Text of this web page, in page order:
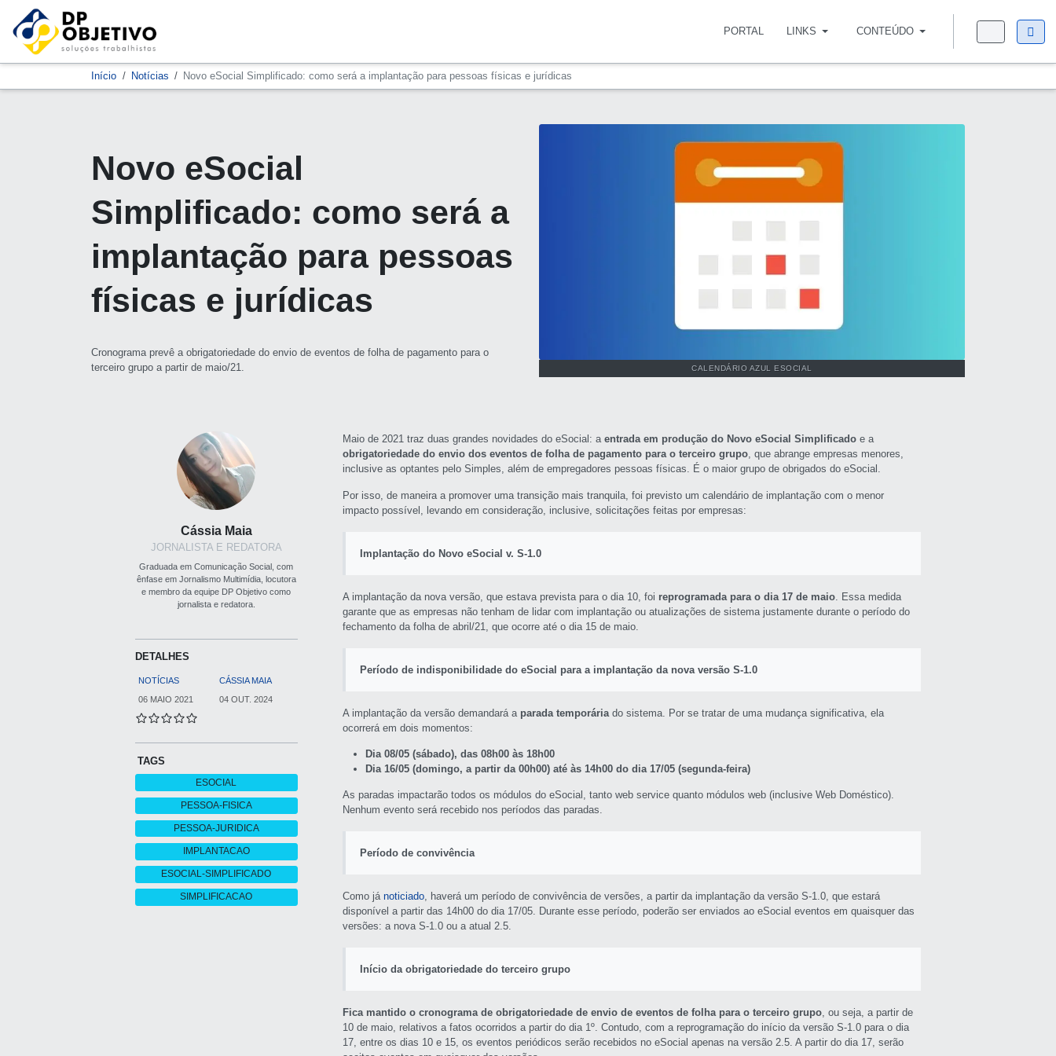
PORTAL LINKS CONTEÚDO
Início Notícias Novo eSocial Simplificado: como será a implantação para pessoas físicas e jurídicas
Novo eSocial
Simplificado: como será a
implantação para pessoas
físicas e jurídicas
Cronograma prevê a obrigatoriedade do envio de eventos de folha de pagamento para o
terceiro grupo a partir de maio/21.
CALENDÁRIO AZUL ESOCIAL
Cássia Maia
JORNALISTA E REDATORA
Graduada em Comunicação Social, com
ênfase em Jornalismo Multimídia, locutora
e membro da equipe DP Objetivo como
jornalista e redatora.
DETALHES
NOTÍCIAS
CÁSSIA MAIA
06 MAIO 2021
04 OUT. 2024
TAGS
ESOCIAL
PESSOA-FISICA
PESSOA-JURIDICA
IMPLANTACAO
ESOCIAL-SIMPLIFICADO
SIMPLIFICACAO
Maio de 2021 traz duas grandes novidades do eSocial: aentrada em produção do Novo eSocial Simplificado e a
obrigatoriedade do envio dos eventos de folha de pagamento para o terceiro grupo, que abrange empresas menores,
inclusive as optantes pelo Simples, além de empregadores pessoas físicas. É o maior grupo de obrigados do eSocial.
Por isso, de maneira a promover uma transição mais tranquila, foi previsto um calendário de implantação com o menor
impacto possível, levando em consideração, inclusive, solicitações feitas por empresas:
Implantação do Novo eSocial v. S-1.0
A implantação da nova versão, que estava prevista para o dia 10, foi reprogramada para o dia 17 de maio . Essa medida
garante que as empresas não tenham de lidar com implantação ou atualizações de sistema justamente durante o período do
fechamento da folha de abril/21, que ocorre até o dia 15 de maio.
Período de indisponibilidade do eSocial para a implantação da nova versão S-1.0
A implantação da versão demandará a parada temporária do sistema. Por se tratar de uma mudança significativa, ela
ocorrerá em dois momentos:
Dia 08/05 (sábado), das 08h00 às 18h00
Dia 16/05 (domingo, a partir da 00h00) até às 14h00 do dia 17/05 (segunda-feira)
As paradas impactarão todos os módulos do eSocial, tanto web service quanto módulos web (inclusive Web Doméstico).
Nenhum evento será recebido nos períodos das paradas.
Período de convivência
Como jánoticiado, haverá um período de convivência de versões, a partir da implantação da versão S-1.0, que estará
disponível a partir das 14h00 do dia 17/05. Durante esse período, poderão ser enviados ao eSocial eventos em quaisquer das
versões: a nova S-1.0 ou a atual 2.5.
Início da obrigatoriedade do terceiro grupo
Fica mantido o cronograma de obrigatoriedade de envio de eventos de folha para o terceiro grupo, ou seja, a partir de
10 de maio, relativos a fatos ocorridos a partir do dia 1º. Contudo, com a reprogramação do início da versão S-1.0 para o dia
17, entre os dias 10 e 15, os eventos periódicos serão recebidos no eSocial apenas na versão 2.5. A partir do dia 17, serão